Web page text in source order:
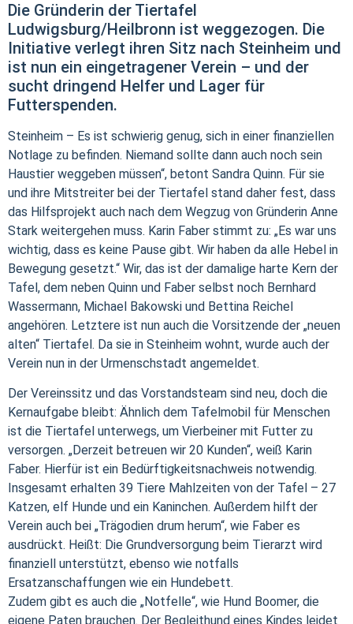
Die Gründerin der Tiertafel
Ludwigsburg/Heilbronn ist weggezogen. Die
Initiative verlegt ihren Sitz nach Steinheim und
ist nun ein eingetragener Verein – und der
sucht dringend Helfer und Lager für
Futterspenden.
Steinheim – Es ist schwierig genug, sich in einer finanziellen
Notlage zu befinden. Niemand sollte dann auch noch sein
Haustier weggeben müssen“, betont Sandra Quinn. Für sie
und ihre Mitstreiter bei der Tiertafel stand daher fest, dass
das Hilfsprojekt auch nach dem Wegzug von Gründerin Anne
Stark weitergehen muss. Karin Faber stimmt zu: „Es war uns
wichtig, dass es keine Pause gibt. Wir haben da alle Hebel in
Bewegung gesetzt.“ Wir, das ist der damalige harte Kern der
Tafel, dem neben Quinn und Faber selbst noch Bernhard
Wassermann, Michael Bakowski und Bettina Reichel
angehören. Letztere ist nun auch die Vorsitzende der „neuen
alten“ Tiertafel. Da sie in Steinheim wohnt, wurde auch der
Verein nun in der Urmenschstadt angemeldet.
Der Vereinssitz und das Vorstandsteam sind neu, doch die
Kernaufgabe bleibt: Ähnlich dem Tafelmobil für Menschen
ist die Tiertafel unterwegs, um Vierbeiner mit Futter zu
versorgen. „Derzeit betreuen wir 20 Kunden“, weiß Karin
Faber. Hierfür ist ein Bedürftigkeitsnachweis notwendig.
Insgesamt erhalten 39 Tiere Mahlzeiten von der Tafel – 27
Katzen, elf Hunde und ein Kaninchen. Außerdem hilft der
Verein auch bei „Trägodien drum herum“, wie Faber es
ausdrückt. Heißt: Die Grundversorgung beim Tierarzt wird
finanziell unterstützt, ebenso wie notfalls
Ersatzanschaffungen wie ein Hundebett.
Zudem gibt es auch die „Notfelle“, wie Hund Boomer, die
eigene Paten brauchen. Der Begleithund eines Kindes leidet